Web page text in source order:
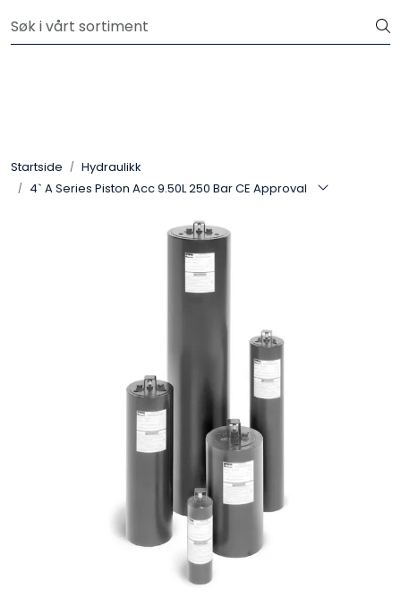
Kjøp slanger og fittings hos oss, så tilpasser og monterer vi
Startside
Hydraulikk
4` A Series Piston Acc 9.50L 250 Bar CE Approval
Kuplinger